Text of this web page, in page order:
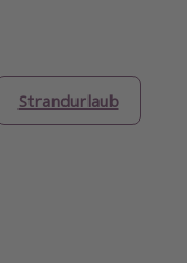
Strandurlaub